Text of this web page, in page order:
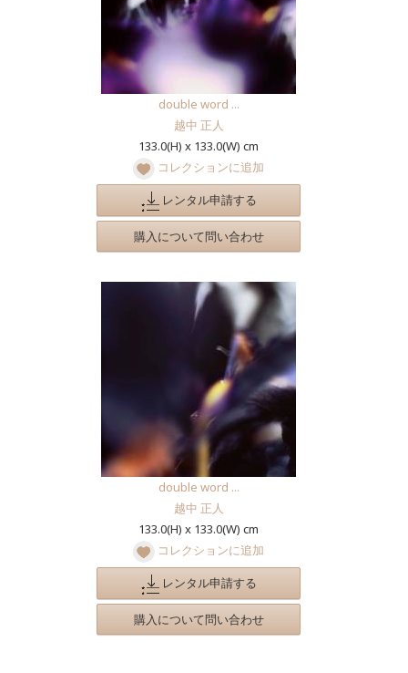
double word ...
越中 正人
133.0(H) x 133.0(W) cm
コレクションに追加
レンタル申請する
購入について問い合わせ
double word ...
越中 正人
133.0(H) x 133.0(W) cm
コレクションに追加
レンタル申請する
購入について問い合わせ